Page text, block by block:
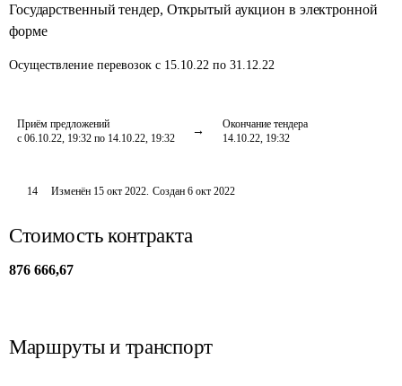
Государственный тендер, Открытый аукцион в электронной
форме
Осуществление перевозок с 15.10.22 по 31.12.22
Приём предложений
с 06.10.22, 19:32 по 14.10.22, 19:32
Окончание тендера
14.10.22, 19:32
14 Изменён 15 окт 2022. Создан 6 окт 2022
Стоимость контракта
876 666,67
Маршруты и транспорт